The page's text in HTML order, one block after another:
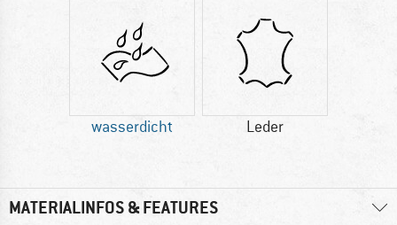
wasserdicht Leder
MATERIALINFOS & FEATURES